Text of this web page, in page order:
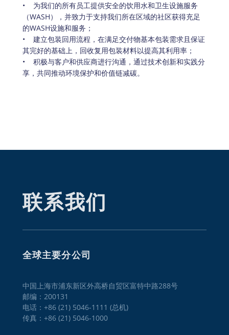
•    为我们的所有员工提供安全的饮用水和卫生设施服务
（WASH），并致力于支持我们所在区域的社区获得充足
的WASH设施和服务；
•    建立包装回用流程，在满足交付物基本包装需求且保证
其完好的基础上，回收复用包装材料以提高其利用率；
•    积极与客户和供应商进行沟通，通过技术创新和实践分
享，共同推动环境保护和价值链减碳。
联系我们
全球主要分公司
中国上海市浦东新区外高桥自贸区富特中路288号
邮编：200131
电话：+86 (21) 5046-1111 (总机)
传真：+86 (21) 5046-1000